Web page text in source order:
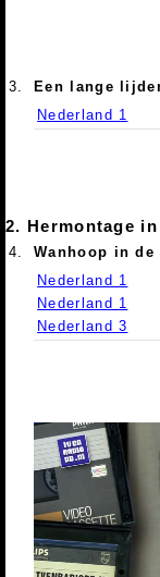
3.
Een lange
Nederland 1
2. Hermontage
4.
Wanhoop in de
Nederland 1
Nederland 1
Nederland 3